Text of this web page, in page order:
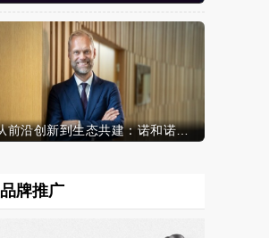
从前沿创新到生态共建：诺和诺德参加中国发展高层论坛2026年年会，携“中国同创”新里程碑深化对华承诺
品牌推广